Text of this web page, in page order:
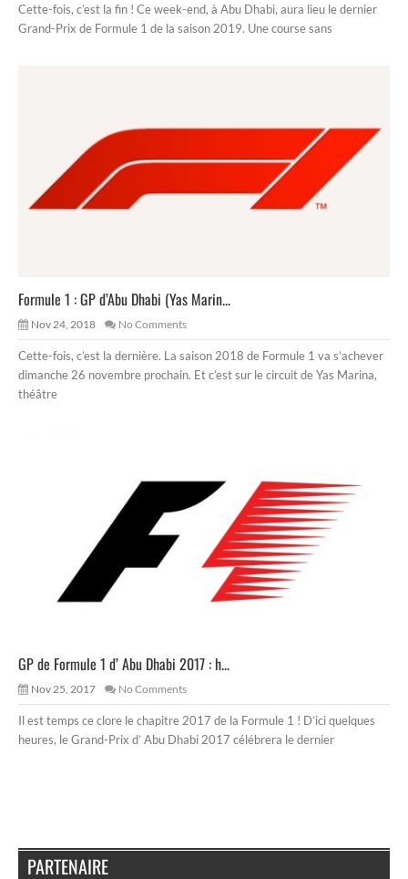
Cette-fois, c’est la fin ! Ce week-end, à Abu Dhabi, aura lieu le dernier
Grand-Prix de Formule 1 de la saison 2019. Une course sans
Formule 1 : GP d’Abu Dhabi (Yas Marin...
Nov 24, 2018 No Comments
Cette-fois, c’est la dernière. La saison 2018 de Formule 1 va s’achever
dimanche 26 novembre prochain. Et c’est sur le circuit de Yas Marina,
théâtre
GP de Formule 1 d’ Abu Dhabi 2017 : h...
Nov 25, 2017 No Comments
Il est temps ce clore le chapitre 2017 de la Formule 1 ! D’ici quelques
heures, le Grand-Prix d’ Abu Dhabi 2017 célébrera le dernier
PARTENAIRE